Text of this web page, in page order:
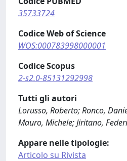
35733724
Codice Web of Science
WOS:000783998000001
Codice Scopus
2-s2.0-85131292998
Tutti gli autori
Lorusso, Roberto; Ronco,
Mauro, Michele; Jiritano,
Appare nelle tipologie:
Articolo su Rivista